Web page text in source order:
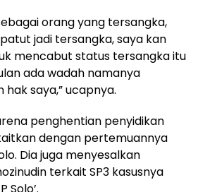
orang yang tersangka,
jadi tersangka, saya kan
mencabut status tersangka itu
ada wadah namanya
saya,” ucapnya.
penghentian penyidikan
dengan pertemuannya
Dia juga menyesalkan
terkait SP3 kasusnya